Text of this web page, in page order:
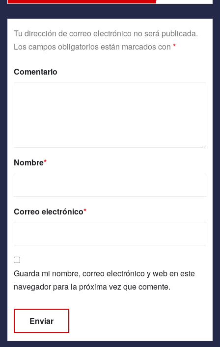
Tu dirección de correo electrónico no será publicada.
Los campos obligatorios están marcados con *
Comentario
Nombre*
Correo electrónico*
Guarda mi nombre, correo electrónico y web en este
navegador para la próxima vez que comente.